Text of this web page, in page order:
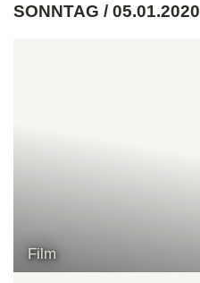
SONNTAG / 05.01.2020
Film